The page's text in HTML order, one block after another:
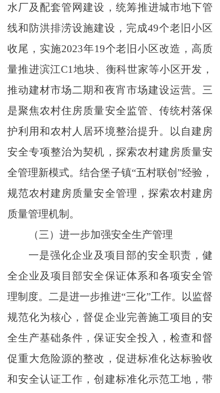
水厂及配套管网建设，统筹推进城市地下管
线和防洪排涝设施建设，完成49个老旧小区
收尾，实施2023年19个老旧小区改造，高质
量推进滨江C1地块、衡科世家等小区开发，
推动建材市场二期和夜宵市场建设运营。三
是聚焦农村住房质量安全监管、传统村落保
护利用和农村人居环境整治提升。
以自建房
安全专项整治为契机，探索农村建房质量安
全管理新模式。结合堡子镇“五村联创”经验，
规范农村建房质量安全管理，探索农村建房
质量管理机制。
（三 ）进一步加强安全生产管理
一是强化企业及项目部的安全职责，健
全企业及项目部安全保证体系和各项安全管
理制度。二是进一步推进“三化”工作。以监督
规范化为核心，督促企业完善施工项目的安
全生产基础条件，保证安全投入，检查和督
促重大危险源的整改，促进标准化达标验收
和安全认证工作，创建标准化示范工地，带